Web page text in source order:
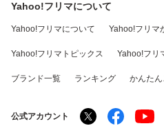
Yahoo!フリマについて
Yahoo!フリマについて Yahoo!フリマ
Yahoo!フリマトピックス Yahoo!フリ
ブランド一覧 ランキング かんた
公式アカウント